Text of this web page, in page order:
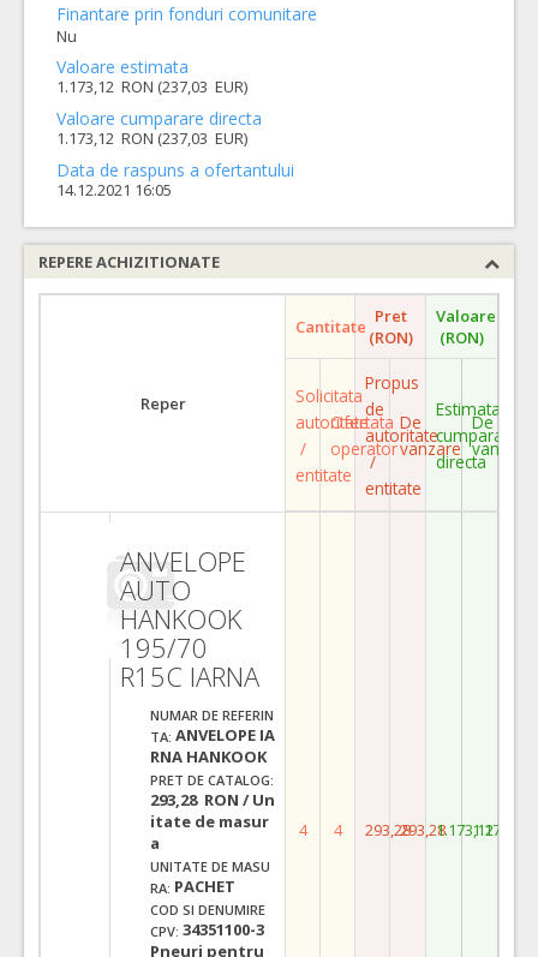
Finantare prin fonduri comunitare
Nu
Valoare estimata
1.173,12 RON (237,03 EUR)
Valoare cumparare directa
1.173,12 RON (237,03 EUR)
Data de raspuns a ofertantului
14.12.2021 16:05
REPERE ACHIZITIONATE
Reper
Cantitate Pret
(RON)
Valoare
(RON)
Solicitata
autoritate
/
entitate
Ofertata
operator
Propus
de
autoritate
/
entitate
De
vanzare
Estimata
cumparare
directa
De
vanzare
ANVELOPE
AUTO
HANKOOK
195/70
R15C IARNA
NUMAR DE REFERIN
TA: ANVELOPE IA
RNA HANKOOK
PRET DE CATALOG:
293,28 RON / Un
itate de masur
a
UNITATE DE MASU
RA: PACHET
COD SI DENUMIRE
CPV: 34351100-3
Pneuri pentru
4 4 293,28293,281.173,121.173,12